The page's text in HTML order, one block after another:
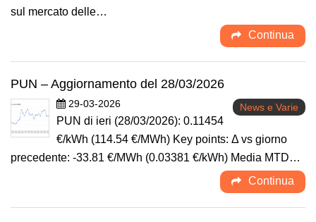
sul mercato delle…
Continua
PUN – Aggiornamento del 28/03/2026
29-03-2026 News e Varie
PUN di ieri (28/03/2026): 0.11454
€/kWh (114.54 €/MWh) Key points: Δ vs giorno
precedente: -33.81 €/MWh (0.03381 €/kWh) Media MTD…
Continua